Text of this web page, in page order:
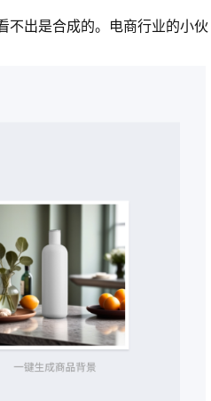
不出是合成的。电商行业的小伙